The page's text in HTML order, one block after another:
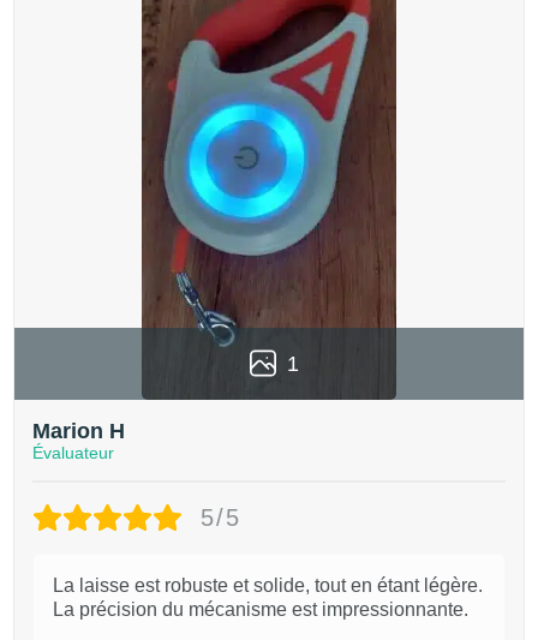
1
Marion H
Évaluateur
5/5
La laisse est robuste et solide, tout en étant légère.
La précision du mécanisme est impressionnante.